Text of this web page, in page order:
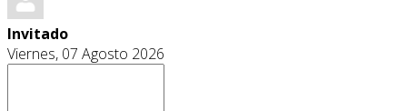
Invitado
Viernes, 07 Agosto 2026